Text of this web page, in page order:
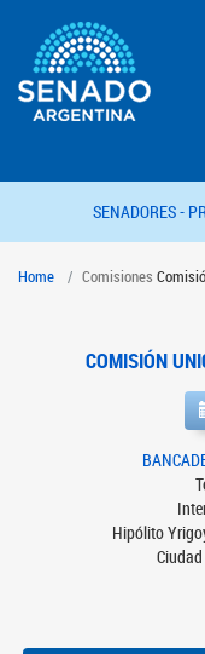
SENADORES -
Home Comisiones
COMISIÓN
Hipólito